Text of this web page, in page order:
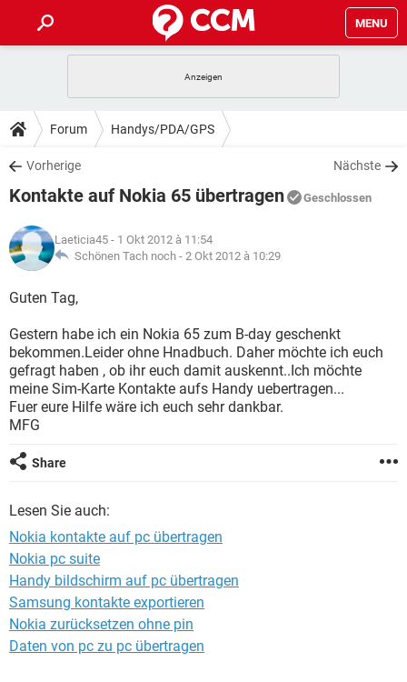
MENU
ANDROID IOS
WINDOWS 10
WHATSAPP TIKTOK
FACEBOOK
TIPPS & TRICKS
SPIELE STREAMING
WHATSAPP
FACEBOOK
DOWNLOADS
SPIELE STREAMING
ANDROID
WINDOWS 10 INSTAGRAM
WHATSAPP
SPIELE
ANDROID
WINDOWS 10
WHATSAPP TIKTOK
FACEBOOK HARDWARE
LEXIKON
SPIELE
WINDOWS 10 INSTAGRAM
WHATSAPP TIKTOK
FACEBOOK HARDWARE
Forum Handys/PDA/GPS
Vorherige Nächste
Kontakte auf Nokia 65 übertragen Geschlossen
Laeticia45 - 1 Okt 2012 à 11:54
Schönen Tach noch - 2 Okt 2012 à 10:29
Guten Tag,
Gestern habe ich ein Nokia 65 zum B-day geschenkt
bekommen.Leider ohne Hnadbuch. Daher möchte ich euch
gefragt haben , ob ihr euch damit auskennt..Ich möchte
meine Sim-Karte Kontakte aufs Handy uebertragen...
Fuer eure Hilfe wäre ich euch sehr dankbar.
MFG
Share
Lesen Sie auch:
Nokia kontakte auf pc übertragen
Nokia pc suite
Handy bildschirm auf pc übertragen
Samsung kontakte exportieren
Nokia zurücksetzen ohne pin
Daten von pc zu pc übertragen